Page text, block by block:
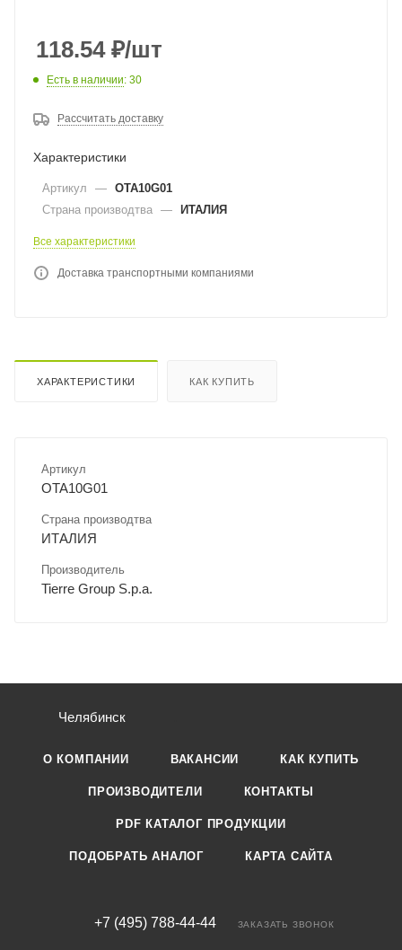
118.54₽/шт
Есть в наличии: 30
Рассчитать доставку
Характеристики
Артикул — OTA10G01
Страна производтва — ИТАЛИЯ
Все характеристики
Доставка транспортными компаниями
ХАРАКТЕРИСТИКИ КАК КУПИТЬ
Артикул
OTA10G01
Страна производтва
ИТАЛИЯ
Производитель
Tierre Group S.p.a.
Челябинск
О КОМПАНИИ ВАКАНСИИ КАК КУПИТЬ
ПРОИЗВОДИТЕЛИ КОНТАКТЫ
PDF КАТАЛОГ ПРОДУКЦИИ
ПОДОБРАТЬ АНАЛОГ КАРТА САЙТА
+7 (495) 788-44-44 ЗАКАЗАТЬ ЗВОНОК